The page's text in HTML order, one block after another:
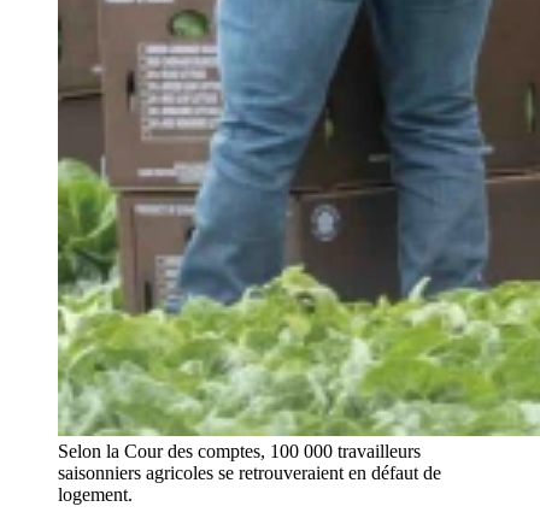
Selon la Cour des comptes, 100 000 travailleurs
saisonniers agricoles se retrouveraient en défaut de
logement.